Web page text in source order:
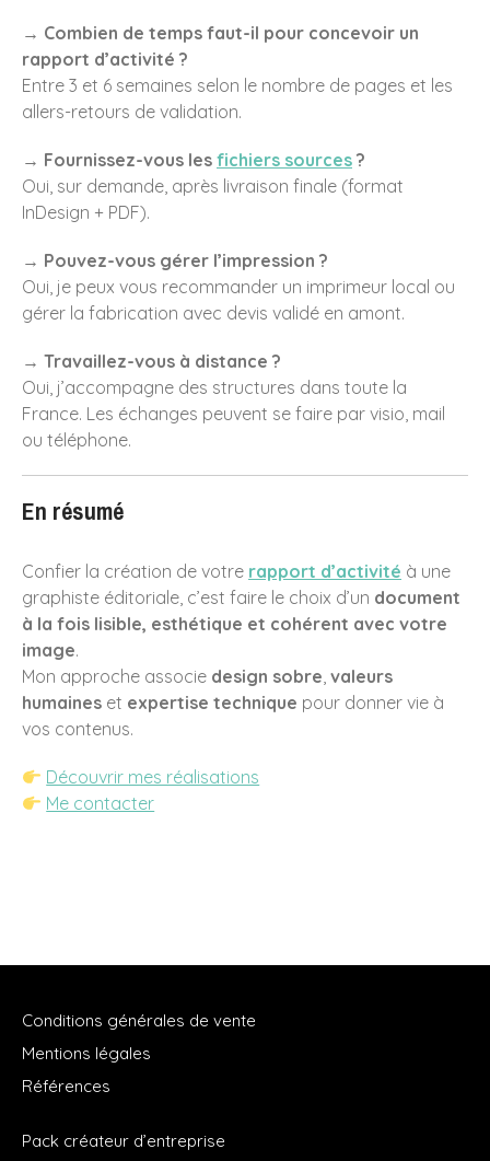
→ Combien de temps faut-il pour concevoir un
rapport d’activité ?
Entre 3 et 6 semaines selon le nombre de pages et les
allers-retours de validation.
→ Fournissez-vous les fichiers sources ?
Oui, sur demande, après livraison finale (format
InDesign + PDF).
→ Pouvez-vous gérer l’impression ?
Oui, je peux vous recommander un imprimeur local ou
gérer la fabrication avec devis validé en amont.
→ Travaillez-vous à distance ?
Oui, j’accompagne des structures dans toute la
France. Les échanges peuvent se faire par visio, mail
ou téléphone.
En résumé
Confier la création de votre rapport d’activité à une
graphiste éditoriale, c’est faire le choix d’un document
à la fois lisible, esthétique et cohérent avec votre
image.
Mon approche associe design sobre, valeurs
humaines et expertise technique pour donner vie à
vos contenus.
Découvrir mes réalisations
Me contacter
Conditions générales de vente
Mentions légales
Références
Pack créateur d’entreprise